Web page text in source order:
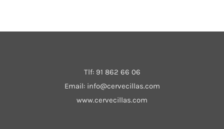
Tlf: 91 862 66 06
Email: info@cervecillas.com
www.cervecillas.com